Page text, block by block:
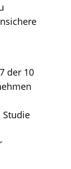
der 10
Studie